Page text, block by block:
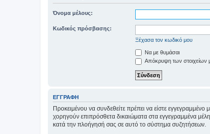
Όνομα μέλους:
Κωδικός πρόσβασης:
Ξέχασα τον κωδικό μου
Να με θυμάσαι
Απόκρυψη των στοιχείων
ΕΓΓΡΑΦΉ
Προκειμένου να συνδεθείτε πρέπει να είστε
χορηγούν επιπρόσθετα δικαιώματα στα εγγεγραμμένα
κατά την πλοήγησή σας σε αυτό το σύστημα συζητήσεων.